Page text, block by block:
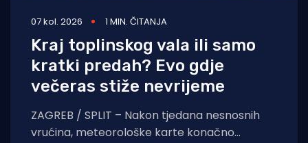
07 kol. 2026 1 MIN. ČITANJA
Kraj toplinskog vala ili samo
kratki predah? Evo gdje
večeras stiže nevrijeme
ZAGREB / SPLIT – Nakon tjedana nesnosnih
vrućina, meteorološke karte konačno